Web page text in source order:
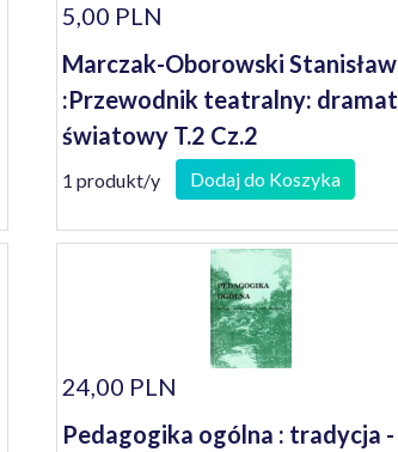
5,00 PLN
Marczak-Oborowski Stanisław
:Przewodnik teatralny: dramat
światowy T.2 Cz.2
1 produkt/y Dodaj do Koszyka
24,00 PLN
Pedagogika ogólna : tradycja -